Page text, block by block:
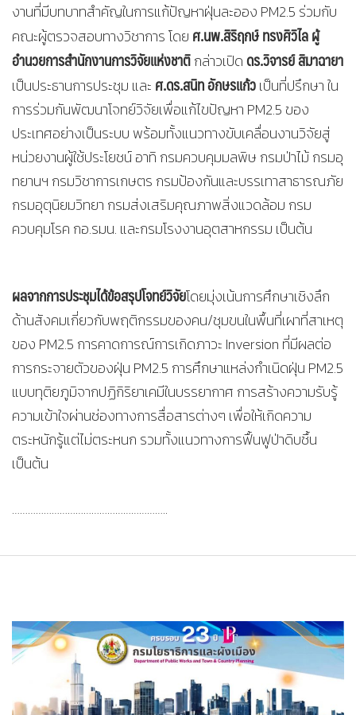
งานที่มีบทบาทสำคัญในการแก้ปัญหาฝุ่นละออง PM2.5 ร่วมกับ
คณะผู้ตรวจสอบทางวิชาการ โดย ศ.นพ.สิริฤกษ์ ทรงศิวิไล ผู้
อำนวยการสำนักงานการวิจัยแห่งชาติกล่าวเปิดดร.วิจารย์ สิมาฉายา
เป็นประธานการประชุม และ ศ.ดร.สนิท อักษรแก้วเป็นที่ปรึกษา ใน
การร่วมกันพัฒนาโจทย์วิจัยเพื่อแก้ไขปัญหา PM2.5 ของ
ประเทศอย่างเป็นระบบ พร้อมทั้งแนวทางขับเคลื่อนงานวิจัยสู่
หน่วยงานผู้ใช้ประโยชน์ อาทิ กรมควบคุมมลพิษ กรมป่าไม้ กรมอุ
ทยานฯ กรมวิชาการเกษตร กรมป้องกันและบรรเทาสาธารณภัย
กรมอุตุนิยมวิทยา กรมส่งเสริมคุณภาพสิ่งแวดล้อม กรม
ควบคุมโรค กอ.รมน. และกรมโรงงานอุตสาหกรรม เป็นต้น
ผลจากการประชุมได้ข้อสรุปโจทย์วิจัยโดยมุ่งเน้นการศึกษาเชิงลึก
ด้านสังคมเกี่ยวกับพฤติกรรมของคน/ชุมขนในพื้นที่เผาที่สาเหตุ
ของ PM2.5 การคาดการณ์การเกิดภาวะ Inversion ที่มีผลต่อ
การกระจายตัวของฝุ่น PM2.5 การศึกษาแหล่งกำเนิดฝุ่น PM2.5
แบบทุติยภูมิจากปฏิกิริยาเคมีในบรรยากาศ การสร้างความรับรู้
ความเข้าใจผ่านช่องทางการสื่อสารต่างๆ เพื่อให้เกิดความ
ตระหนักรู้แต่ไม่ตระหนก รวมทั้งแนวทางการฟื้นฟูป่าดิบชื้น
เป็นต้น
…………………………………………………..